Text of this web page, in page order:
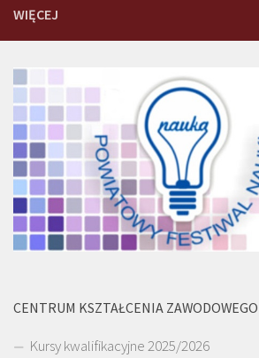
WIĘCEJ
CENTRUM KSZTAŁCENIA ZAWODOWEGO
Kursy kwalifikacyjne 2025/2026